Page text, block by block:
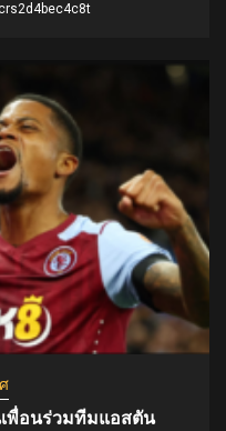
พื่อนร่วมทีมแอสตัน